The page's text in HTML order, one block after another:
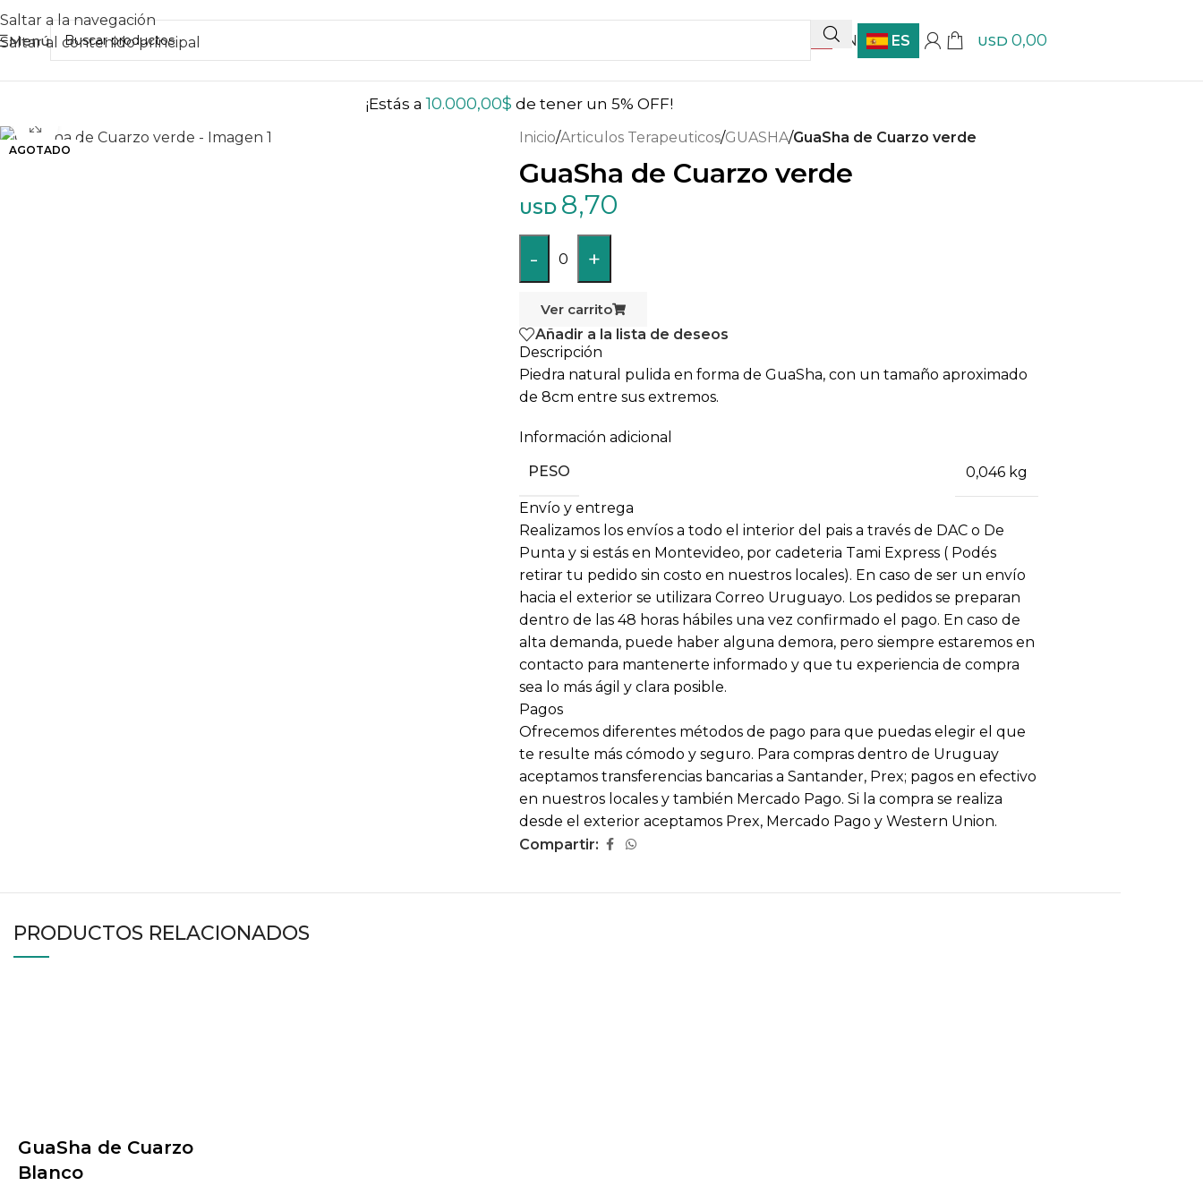
Saltar a la navegación
Saltar al contenido principal
Menú EN ES USD 0,00
¡Estás a10.000,00$ de tener un 5% OFF!
AGOTADO
Inicio/Articulos Terapeuticos/GUASHA/GuaSha de Cuarzo verde
GuaSha de Cuarzo verde
USD 8,70
- 0 +
Ver carrito
Añadir a la lista de deseos
Descripción
Piedra natural pulida en forma de GuaSha, con un tamaño aproximado
de 8cm entre sus extremos.
Información adicional
PESO
0,046 kg
Envío y entrega
Realizamos los envíos a todo el interior del pais a través de DAC o De
Punta y si estás en Montevideo, por cadeteria Tami Express ( Podés
retirar tu pedido sin costo en nuestros locales). En caso de ser un envío
hacia el exterior se utilizara Correo Uruguayo. Los pedidos se preparan
dentro de las 48 horas hábiles una vez confirmado el pago. En caso de
alta demanda, puede haber alguna demora, pero siempre estaremos en
contacto para mantenerte informado y que tu experiencia de compra
sea lo más ágil y clara posible.
Pagos
Ofrecemos diferentes métodos de pago para que puedas elegir el que
te resulte más cómodo y seguro. Para compras dentro de Uruguay
aceptamos transferencias bancarias a Santander, Prex; pagos en efectivo
en nuestros locales y también Mercado Pago. Si la compra se realiza
desde el exterior aceptamos Prex, Mercado Pago y Western Union.
Compartir:
PRODUCTOS RELACIONADOS
GuaSha de Cuarzo
Blanco